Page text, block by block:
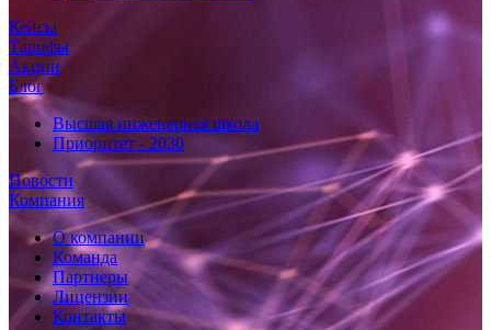
Кейсы
Тарифы
Акции
Блог
Высшая инженерная школа
Приоритет - 2030
Новости
Компания
О компании
Команда
Партнеры
Лицензии
Контакты